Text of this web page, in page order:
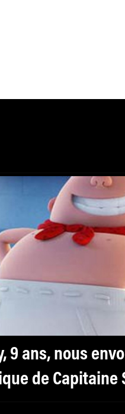
9 ans, nous
de Capitaine